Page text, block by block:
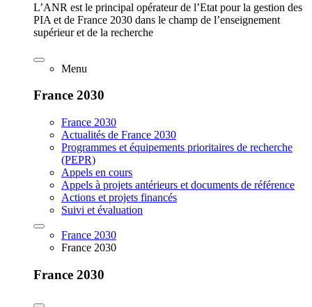
L’ANR est le principal opérateur de l’Etat pour la gestion des
PIA et de France 2030 dans le champ de l’enseignement
supérieur et de la recherche
Menu
France 2030
France 2030
Actualités de France 2030
Programmes et équipements prioritaires de recherche
(PEPR)
Appels en cours
Appels à projets antérieurs et documents de référence
Actions et projets financés
Suivi et évaluation
France 2030
France 2030
France 2030